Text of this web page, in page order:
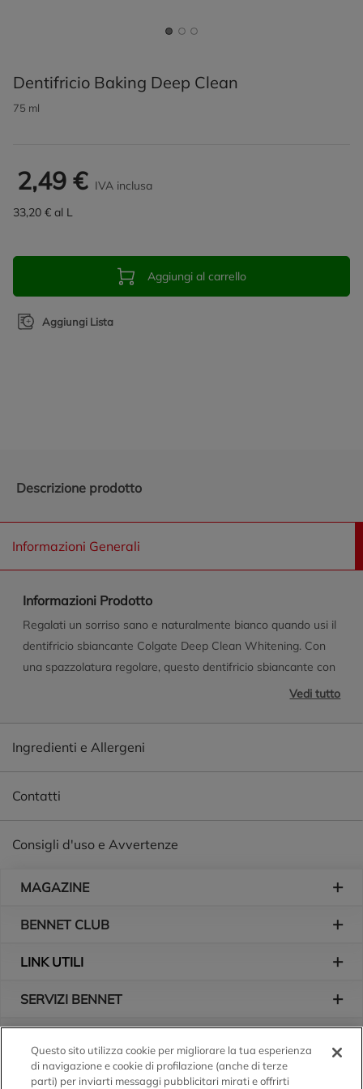
Dentifricio Baking Deep Clean
75 ml
2,49 € IVA inclusa
33,20 € al L
Aggiungi al carrello
Aggiungi Lista
Descrizione prodotto
Informazioni Generali
Informazioni Prodotto
Regalati un sorriso sano e naturalmente bianco quando usi il
dentifricio sbiancante Colgate Deep Clean Whitening. Con
una spazzolatura regolare, questo dentifricio sbiancante con
bicarbonato di sodio rimuove delicatamente le macchie
bocca. È stato inoltre clinicamente testato, ed è per questo
che il dentifricio al fluoro Colgate ti dà più motivi per
sorridere radiosamente.
Vedi tutto
Ingredienti e Allergeni
Contatti
Consigli d'uso e Avvertenze
MAGAZINE
BENNET CLUB
LINK UTILI
SERVIZI BENNET
Logo Bennet
Seguici sui nostri canali
Questo sito utilizza cookie per migliorare la tua esperienza
di navigazione e cookie di profilazione (anche di terze
parti) per inviarti messaggi pubblicitari mirati e offrirti